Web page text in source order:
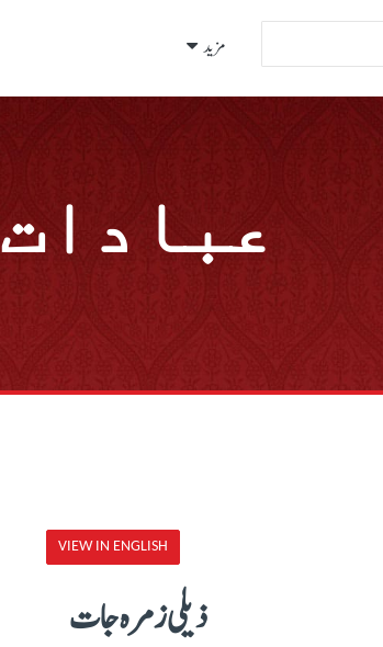
مزید
عبادات
VIEW IN ENGLISH
ذیلی زمرہ جات